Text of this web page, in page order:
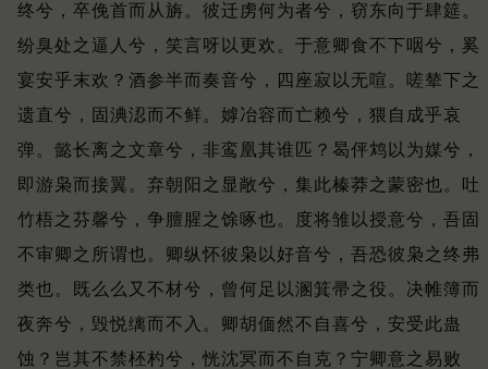
终兮，卒俛首而从旃。 彼迁虏何为者兮，窃东向于肆筵。
纷臭处之逼人兮，笑言呀以更欢。 于意卿食不下咽兮，奚
宴安乎末欢？ 酒参半而奏音兮，四座寂以无喧。
嗟辇下之
遗直兮，固淟涊而不鲜。 嫭冶容而亡赖兮，猥自成乎哀
弹。 懿长离之文章兮，非鸾凰其谁匹？ 曷伻鸩以为媒兮，
即游枭而接翼。 弃朝阳之显敞兮，集此榛莽之蒙密也。
吐
竹梧之芬馨兮，争膻腥之馀啄也。
度将雏以授意兮，吾固
不审卿之所谓也。 卿纵怀彼枭以好音兮，吾恐彼枭之终弗
类也。
既么么又不材兮，曾何足以溷箕帚之役。 决帷簿而
夜奔兮，毁悦缡而不入。 卿胡偭然不自喜兮，安受此蛊
蚀？ 岂其不禁柸杓兮，恍沈冥而不自克？ 宁卿意之易败